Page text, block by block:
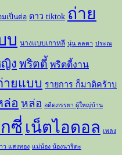
เป็นต่อ ดาว tiktok ถ่าย
บ นางแบบเกาหลี นุ่น ลลดา ประณ
ง พริตตี้ พริตตี้งาน
ายแบบ รายการ ก็มาดิคร้าบ
อ หล่อ อดีตภรรยา ผู้ใหญ่บ้าน
ซี่ เน็ตไอดอล เพลง
ว แสงทอง แม่น้อง น้องนาริตะ